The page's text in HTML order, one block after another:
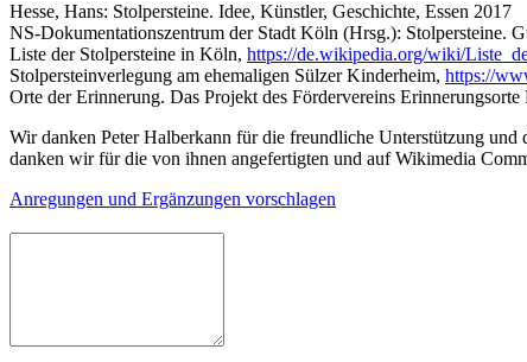
Hesse, Hans: Stolpersteine. Idee, Künstler, Geschichte, Essen 2017
NS-Dokumentationszentrum der Stadt Köln (Hrsg.): Stolpersteine.
Liste der Stolpersteine in Köln, https://de.wikipedia.org/wiki/
Stolpersteinverlegung am ehemaligen Sülzer Kinderheim, https://
Orte der Erinnerung. Das Projekt des Fördervereins
Wir danken Peter Halberkann für die freundliche Unterstützung
danken wir für die von ihnen angefertigten und auf Wikimedia
Anregungen und Ergänzungen vorschlagen